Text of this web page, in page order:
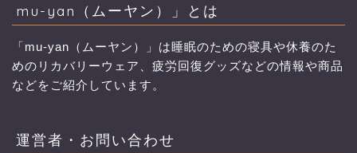
mu-yan（ムーヤン）」とは
「mu-yan（ムーヤン）」は睡眠のための寝具や休養のた
めのリカバリーウェア、疲労回復グッズなどの情報や商品
などをご紹介しています。
運営者・お問い合わせ